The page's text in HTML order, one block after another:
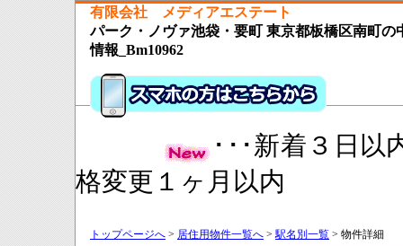
有限会社 メディアエステート
パーク・ノヴァ池袋・要町 東京都板橋区南町の
情報_Bm10962
･･･新着３日以
格変更１ヶ月以内
トップページへ > 居住用物件一覧へ >駅名別一覧 > 物件詳細